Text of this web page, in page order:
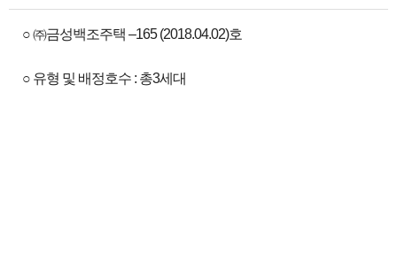
○ ㈜금성백조주택 –165 (2018.04.02)호
○ 유형 및 배정호수 : 총3세대